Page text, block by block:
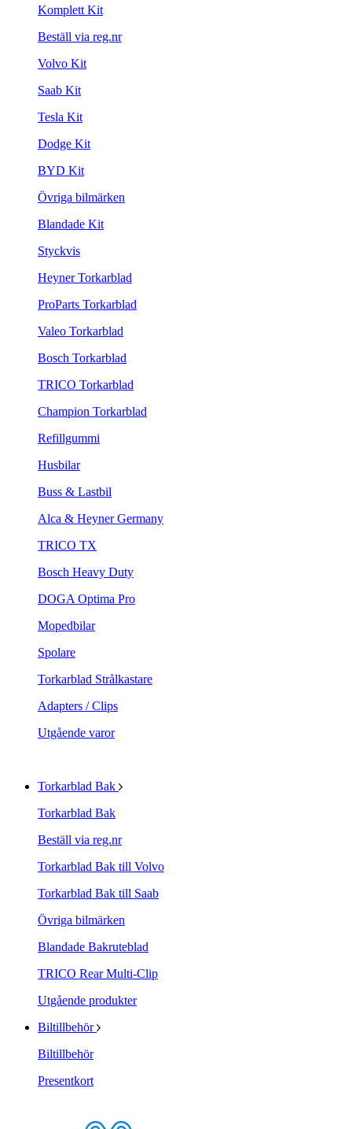
Komplett Kit
Beställ via reg.nr
Volvo Kit
Saab Kit
Tesla Kit
Dodge Kit
BYD Kit
Övriga bilmärken
Blandade Kit
Styckvis
Heyner Torkarblad
ProParts Torkarblad
Valeo Torkarblad
Bosch Torkarblad
TRICO Torkarblad
Champion Torkarblad
Refillgummi
Husbilar
Buss & Lastbil
Alca & Heyner Germany
TRICO TX
Bosch Heavy Duty
DOGA Optima Pro
Mopedbilar
Spolare
Torkarblad Strålkastare
Adapters / Clips
Utgående varor
Torkarblad Bak
Torkarblad Bak
Beställ via reg.nr
Torkarblad Bak till Volvo
Torkarblad Bak till Saab
Övriga bilmärken
Blandade Bakruteblad
TRICO Rear Multi-Clip
Utgående produkter
Biltillbehör
Biltillbehör
Presentkort